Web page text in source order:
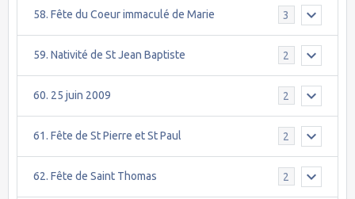
58. Fête du Coeur immaculé de Marie 3
59. Nativité de St Jean Baptiste 2
60. 25 juin 2009 2
61. Fête de St Pierre et St Paul 2
62. Fête de Saint Thomas 2